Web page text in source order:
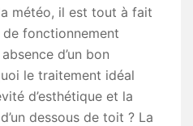
météo, il est tout à fait
fonctionnement
d’un bon
le traitement idéal
d’esthétique et la
dessous de toit ? La